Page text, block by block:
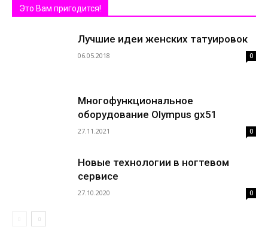
Это Вам пригодится!
Лучшие идеи женских татуировок
06.05.2018 0
Многофункциональное
оборудование Olympus gx51
27.11.2021 0
Новые технологии в ногтевом
сервисе
27.10.2020 0